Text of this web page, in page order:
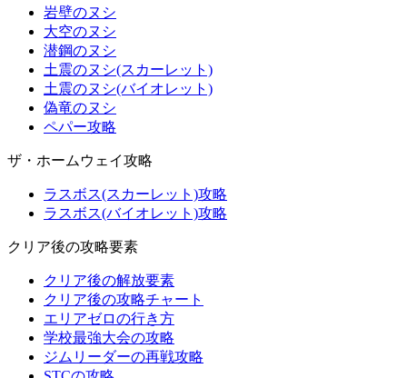
岩壁のヌシ
大空のヌシ
潜鋼のヌシ
土震のヌシ(スカーレット)
土震のヌシ(バイオレット)
偽竜のヌシ
ペパー攻略
ザ・ホームウェイ攻略
ラスボス(スカーレット)攻略
ラスボス(バイオレット)攻略
クリア後の攻略要素
クリア後の解放要素
クリア後の攻略チャート
エリアゼロの行き方
学校最強大会の攻略
ジムリーダーの再戦攻略